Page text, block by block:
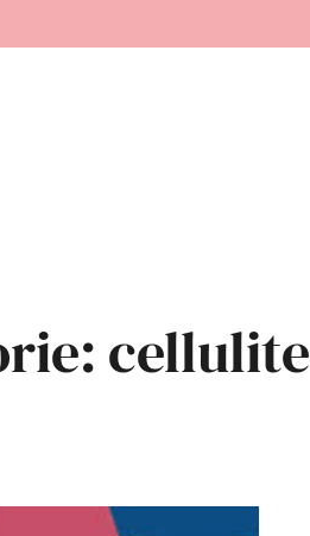
cellulite